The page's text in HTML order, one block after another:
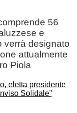
56
e
verrà designato
attualmente
Piola